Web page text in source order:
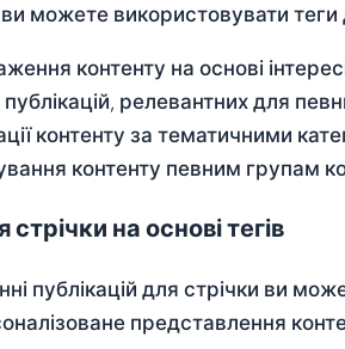
можете використовувати теги
контенту на основі
релевантних для
контенту за тематичними
контенту певним групам
стрічки на основі тегів
публікацій для стрічки ви
представлення